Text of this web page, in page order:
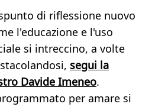
di riflessione nuovo
l'educazione e l'uso
si intreccino, a volte
segui la
Davide Imeneo.
per amare si